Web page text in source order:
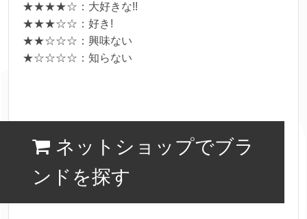
★★★★☆：大好きな!!
★★★☆☆：好き!
★★☆☆☆：興味ない
★☆☆☆☆：知らない
ネットショップでブラ
ンドを探す